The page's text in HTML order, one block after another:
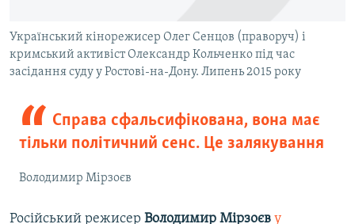
Український кінорежисер Олег Сенцов (праворуч) і
кримський активіст Олександр Кольченко під час
засідання суду у Ростові-на-Дону. Липень 2015 року
Справа сфальсифікована, вона має
тільки політичний сенс. Це залякування
Володимир Мірзоєв
Російський режисер Володимир Мірзоєв у